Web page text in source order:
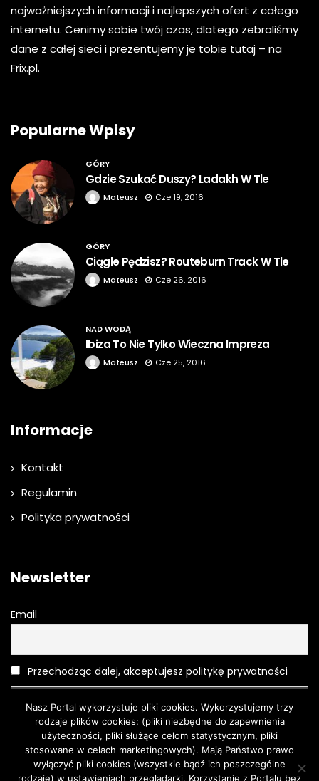
najważniejszych informacji i najlepszych ofert z całego
internetu. Cenimy sobie twój czas, dlatego zebraliśmy
dane z całej sieci i prezentujemy je tobie tutaj – na
Frix.pl.
Popularne Wpisy
GÓRY
Gdzie Szukać Duszy? Ladakh W Tle
Mateusz Cze 19, 2016
GÓRY
Ciągle Pędzisz? Routeburn Track W Tle
Mateusz Cze 26, 2016
NAD WODĄ
Ibiza To Nie Tylko Wieczna Impreza
Mateusz Cze 25, 2016
Informacje
Kontakt
Regulamin
Polityka prywatności
Newsletter
Email
Przechodząc dalej, akceptujesz politykę prywatności
Nasz Portal wykorzystuje pliki cookies. Wykorzystujemy trzy
rodzaje plików cookies: (pliki niezbędne do zapewnienia
użyteczności, pliki służące celom statystycznym, pliki
stosowane w celach marketingowych). Mają Państwo prawo
wyłączyć pliki cookies (wszystkie bądź ich poszczególne
rodzaje) w ustawieniach przeglądarki. Korzystanie z Portalu bez